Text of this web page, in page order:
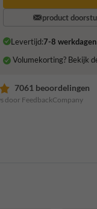
product
Levertijd:7-8 werkdagen
Volumekorting? Bekijk
7061 beoordelingen
door FeedbackCompany